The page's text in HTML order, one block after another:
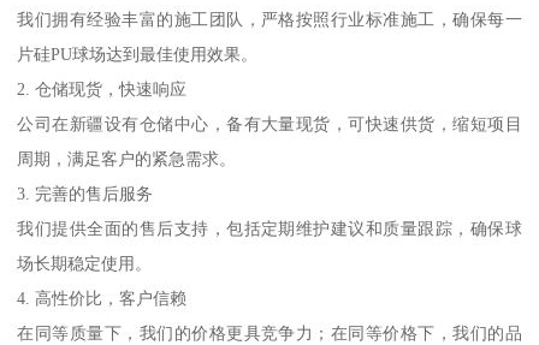
我们拥有经验丰富的施工团队，严格按照行业标准施工，确保每一
片硅PU球场达到最佳使用效果。
2. 仓储现货，快速响应
公司在新疆设有仓储中心，备有大量现货，可快速供货，缩短项目
周期，满足客户的紧急需求。
3. 完善的售后服务
我们提供全面的售后支持，包括定期维护建议和质量跟踪，确保球
场长期稳定使用。
4. 高性价比，客户信赖
在同等质量下，我们的价格更具竞争力；在同等价格下，我们的品